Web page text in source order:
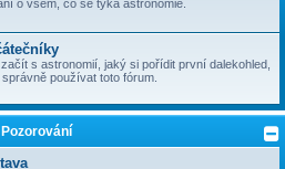
o všem, co se týka astronomie.
s astronomií, jaký si pořídit první dalekohled,
používat toto fórum.
Pozorování